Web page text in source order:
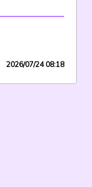
2026/07/24 08:18